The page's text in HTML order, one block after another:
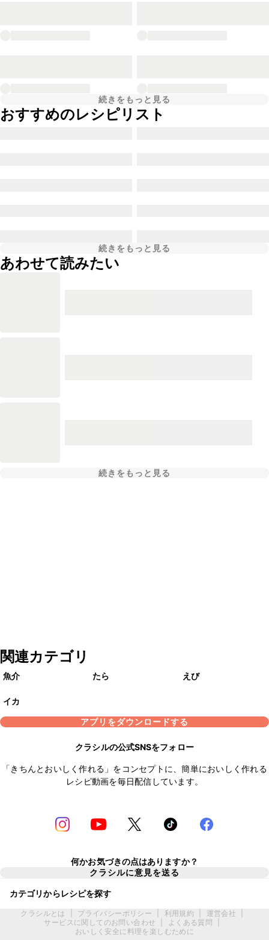
続きをもっと見る
おすすめのレシピリスト
続きをもっと見る
あわせて読みたい
続きをもっと見る
関連カテゴリ
魚介 たら えび
イカ
アプリをダウンロードする
クラシルの公式SNSをフォロー
「きちんとおいしく作れる」をコンセプトに、簡単においしく作れる
レシピ動画を毎日配信しています。
何かお気づきの点はありますか？
クラシルに意見を送る
カテゴリからレシピを探す
クラシルとは プライバシーポリシー 利用規約 運営会社
サービスに関してのお問い合わせ
よくある質問
おいしく安全に料理を楽しむために